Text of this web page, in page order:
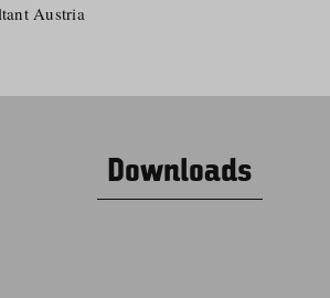
Austria
Downloads